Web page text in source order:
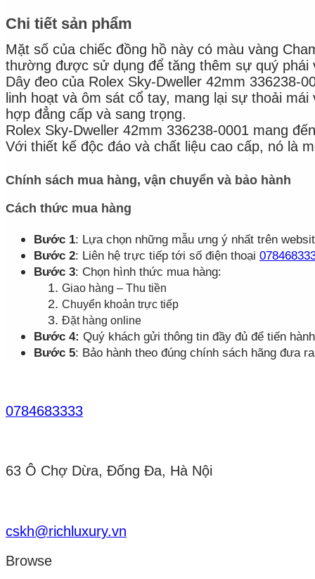
Chi tiết sản phẩm
Mặt số của chiếc đồng hồ này có màu vàng
thường được sử dụng để tăng thêm sự quý phái
Dây đeo của Rolex Sky-Dweller 42mm
linh hoạt và ôm sát cổ tay, mang lại sự thoải
hợp đẳng cấp và sang trọng.
Rolex Sky-Dweller 42mm 336238-0001 mang
Với thiết kế độc đáo và chất liệu cao cấp, nó là
Chính sách mua hàng, vận chuyển và bảo hành
Cách thức mua hàng
Bước 1: Lựa chọn những mẫu ưng ý nhất trên
Bước 2: Liên hệ trực tiếp tới số điện thoại
Bước 3: Chọn hình thức mua hàng:
Giao hàng – Thu tiền
Chuyển khoản trực tiếp
Đặt hàng online
Bước 4: Quý khách gửi thông tin đầy đủ để tiến
Bước 5: Bảo hành theo đúng chính sách hãng đưa
0784683333
63 Ô Chợ Dừa, Đống Đa, Hà Nội
cskh@richluxury.vn
Browse